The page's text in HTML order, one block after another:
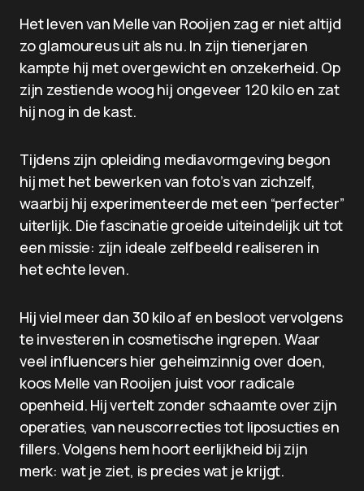
Het leven van Melle van Rooijen zag er niet altijd
zo glamoureus uit als nu. In zijn tienerjaren
kampte hij met overgewicht en onzekerheid. Op
zijn zestiende woog hij ongeveer 120 kilo en zat
hij nog in de kast.
Tijdens zijn opleiding mediavormgeving begon
hij met het bewerken van foto’s van zichzelf,
waarbij hij experimenteerde met een “perfecter”
uiterlijk. Die fascinatie groeide uiteindelijk uit tot
een missie: zijn ideale zelfbeeld realiseren in
het echte leven.
Hij viel meer dan 30 kilo af en besloot vervolgens
te investeren in cosmetische ingrepen. Waar
veel influencers hier geheimzinnig over doen,
koos Melle van Rooijen juist voor radicale
openheid. Hij vertelt zonder schaamte over zijn
operaties, van neuscorrecties tot liposucties en
fillers. Volgens hem hoort eerlijkheid bij zijn
merk: wat je ziet, is precies wat je krijgt.